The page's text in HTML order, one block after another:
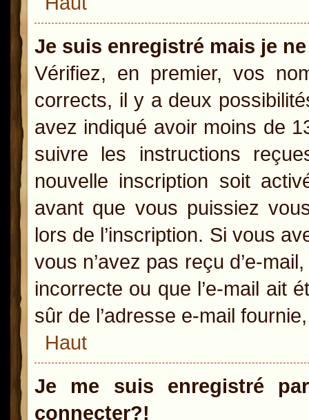
Je suis enregistré mais je
Vérifiez, en premier, vos
corrects, il y a deux
avez indiqué avoir moins de
suivre les instructions
nouvelle inscription soit
avant que vous puissiez
lors de l’inscription. Si vous
vous n’avez pas reçu d’e-
incorrecte ou que l’e-mail ait
sûr de l’adresse e-mail
Haut
Je me suis enregistré
connecter?!